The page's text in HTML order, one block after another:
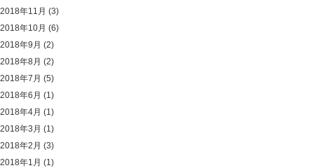
2018年11月 (3)
2018年10月 (6)
2018年9月 (2)
2018年8月 (2)
2018年7月 (5)
2018年6月 (1)
2018年4月 (1)
2018年3月 (1)
2018年2月 (3)
2018年1月 (1)